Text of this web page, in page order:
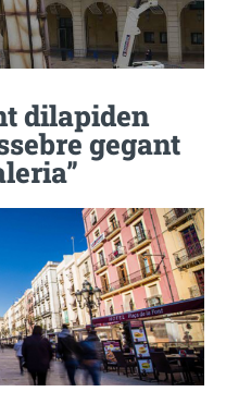
dilapiden
gegant